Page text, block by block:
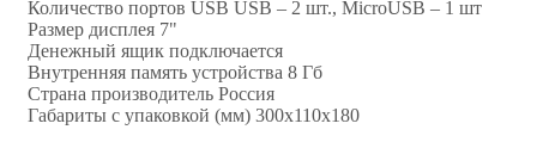
Количество портов USB USB – 2 шт., MicroUSB – 1 шт
Размер дисплея 7"
Денежный ящик подключается
Внутренняя память устройства 8 Гб
Страна производитель Россия
Габариты с упаковкой (мм) 300x110x180